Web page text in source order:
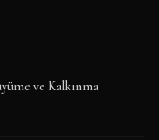
ve Kalkınma